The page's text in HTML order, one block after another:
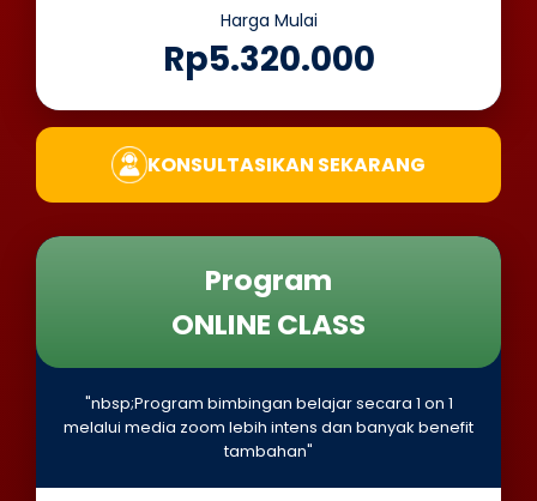
Harga Mulai
Rp5.320.000
KONSULTASIKAN SEKARANG
Program
ONLINE CLASS
"nbsp;Program bimbingan belajar secara 1 on 1
melalui media zoom lebih intens dan banyak benefit
tambahan"